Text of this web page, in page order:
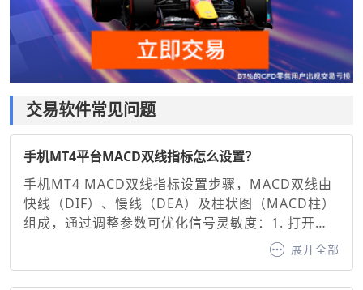
交易软件常见问题
手机MT4平台MACD双线指标怎么设置？
手机MT4 MACD双线指标设置步骤，MACD双线由
快线（DIF）、慢线（DEA）及柱状图（MACD柱）
组成，通过调整参数可优化信号灵敏度：1. 打开图
表并添加指标：在MT4手机端选择交易品种图表，
点击底部“指标”按钮，搜索并添加“MACD”。2. 基础
展开全部